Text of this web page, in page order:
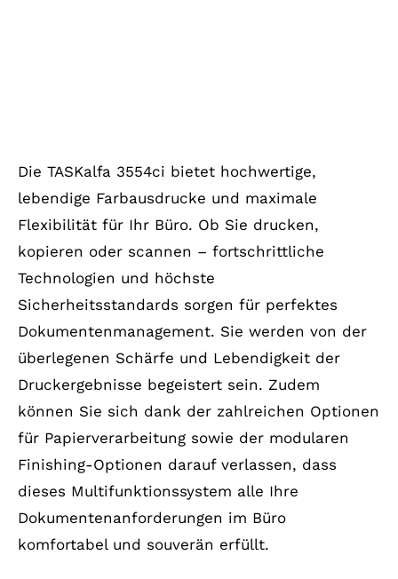
Die TASKalfa 3554ci bietet hochwertige,
lebendige Farbausdrucke und maximale
Flexibilität für Ihr Büro. Ob Sie drucken,
kopieren oder scannen – fortschrittliche
Technologien und höchste
Sicherheitsstandards sorgen für perfektes
Dokumentenmanagement. Sie werden von der
überlegenen Schärfe und Lebendigkeit der
Druckergebnisse begeistert sein. Zudem
können Sie sich dank der zahlreichen Optionen
für Papierverarbeitung sowie der modularen
Finishing-Optionen darauf verlassen, dass
dieses Multifunktionssystem alle Ihre
Dokumentenanforderungen im Büro
komfortabel und souverän erfüllt.